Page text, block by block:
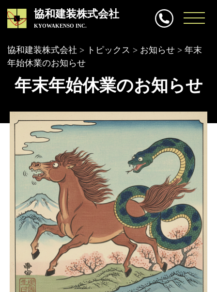
協和建装株式会社
KYOWAKENSO INC.
協和建装株式会社 > トピックス > お知らせ > 年末
年始休業のお知らせ
年末年始休業のお知らせ